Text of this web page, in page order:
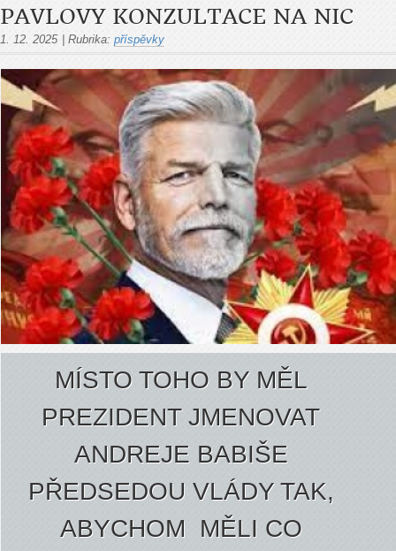
PAVLOVY KONZULTACE NA NIC
1. 12. 2025 Rubrika: příspěvky
MÍSTO TOHO BY MĚL
PREZIDENT JMENOVAT
ANDREJE BABIŠE
PŘEDSEDOU VLÁDY TAK,
ABYCHOM MĚLI CO